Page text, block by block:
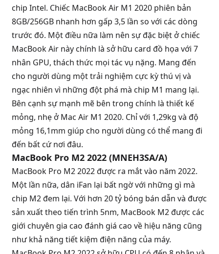
chip Intel. Chiếc MacBook Air M1 2020 phiên bản
8GB/256GB nhanh hơn gấp 3,5 lần so với các dòng
trước đó. Một điều nữa làm nên sự đặc biệt ở chiếc
MacBook Air này chính là sở hữu card đồ họa với 7
nhân GPU, thách thức mọi tác vụ nặng. Mang đến
cho người dùng một trải nghiệm cực kỳ thú vị và
ngạc nhiên vì những đột phá mà chip M1 mang lại.
Bên cạnh sự mạnh mẽ bên trong chính là thiết kế
mỏng, nhẹ ở Mac Air M1 2020. Chỉ với 1,29kg và độ
mỏng 16,1mm giúp cho người dùng có thể mang đi
đến bất cứ nơi đâu.
MacBook Pro M2 2022 (MNEH3SA/A)
MacBook Pro M2 2022được ra mắt vào năm 2022.
Một lần nữa, dân iFan lại bất ngờ với những gì mà
chip M2 đem lại. Với hơn 20 tỷ bóng bán dẫn và được
sản xuất theo tiến trình 5nm, MacBook M2 được các
giới chuyên gia cao đánh giá cao về hiệu năng cũng
như khả năng tiết kiệm điện năng của máy.